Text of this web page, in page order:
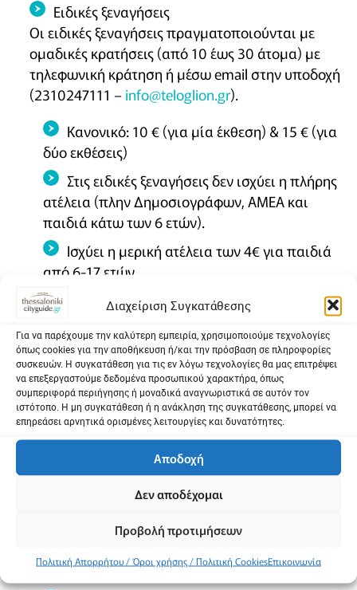
Διαχείριση Συγκατάθεσης
Για να παρέχουμε την καλύτερη εμπειρία, χρησιμοποιούμε τεχνολογίες
όπως cookies για την αποθήκευση ή/και την πρόσβαση σε πληροφορίες
συσκευών. Η συγκατάθεση για τις εν λόγω τεχνολογίες θα μας επιτρέψει
να επεξεργαστούμε δεδομένα προσωπικού χαρακτήρα, όπως
συμπεριφορά περιήγησης ή μοναδικά αναγνωριστικά σε αυτόν τον
ιστότοπο. Η μη συγκατάθεση ή η ανάκληση της συγκατάθεσης, μπορεί να
επηρεάσει αρνητικά ορισμένες λειτουργίες και δυνατότητες.
Αποδοχή
Δεν αποδέχομαι
Προβολή προτιμήσεων
Πολιτική Απορρήτου / Όροι χρήσης / Πολιτική CookiesΕπικοινωνία
Ειδικές ξεναγήσεις
Οι ειδικές ξεναγήσεις πραγματοποιούνται με
ομαδικές κρατήσεις (από 10 έως 30 άτομα) με
τηλεφωνική κράτηση ή μέσω email στην υποδοχή
(2310247111 –info@teloglion.gr).
Κανονικό: 10 € (για μία έκθεση) & 15 € (για
δύο εκθέσεις)
Στις ειδικές ξεναγήσεις δεν ισχύει η πλήρης
ατέλεια (πλην Δημοσιογράφων, ΑΜΕΑ και
παιδιά κάτω των 6 ετών).
Ισχύει η μερική ατέλεια των 4€ για παιδιά
από 6-17 ετών.
Για τις σχολικές επισκέψεις είναι απαραίτητη η
τηλεφωνική κράτηση στην υποδοχή
(2310247111) ή στο Τμήμα Eκπαιδευτικών
Προγραμμάτων (2310991614).
Τιμή εισιτηρίου για μαθητές: 2 € (για μία
έκθεση) & 4 € (για δύο εκθέσεις)
ΙΕΚ: 2,50 € (για μία έκθεση), 5 € (για δύο
Εκδηλώσεις